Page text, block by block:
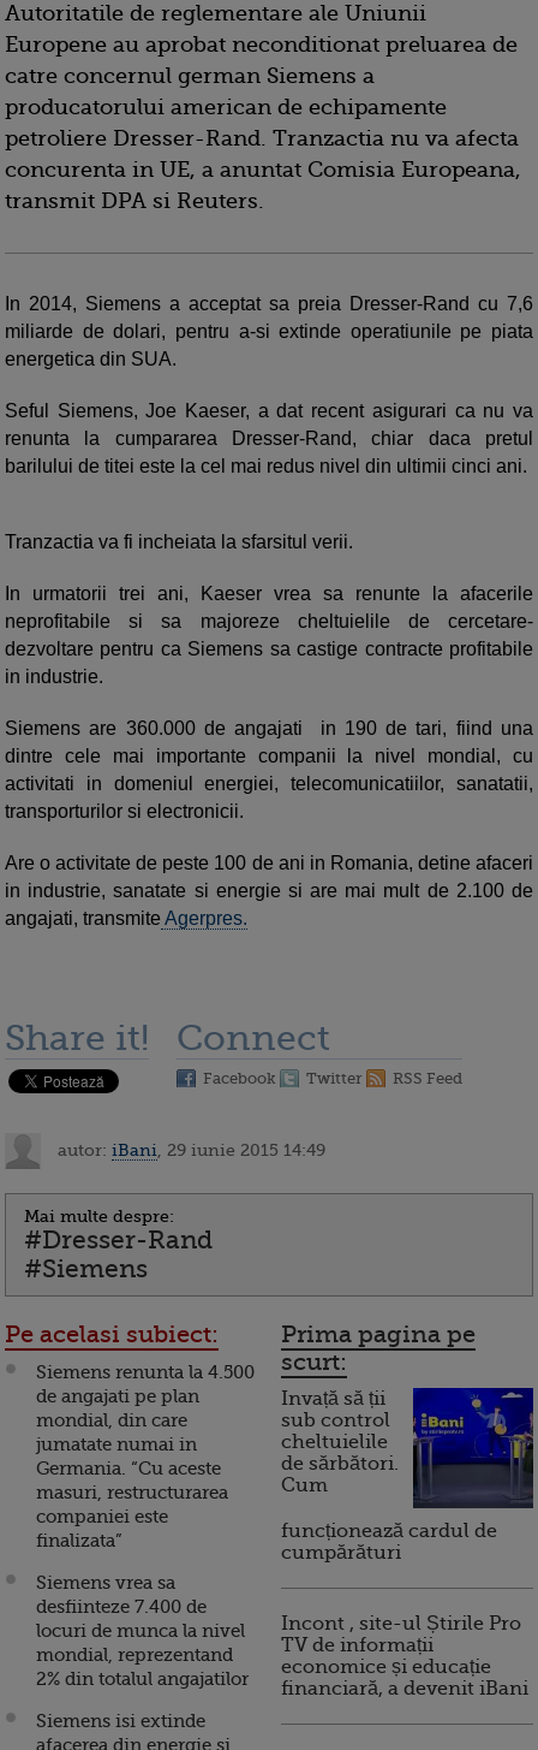
Autoritatile de reglementare ale Uniunii
Europene au aprobat neconditionat preluarea de
catre concernul german Siemens a
producatorului american de echipamente
petroliere Dresser-Rand. Tranzactia nu va afecta
concurenta in UE, a anuntat Comisia Europeana,
transmit DPA si Reuters.
In 2014, Siemens a acceptat sa preia Dresser-Rand cu 7,6
miliarde de dolari, pentru a-si extinde operatiunile pe piata
energetica din SUA.
Seful Siemens, Joe Kaeser, a dat recent asigurari ca nu va
renunta la cumpararea Dresser-Rand, chiar daca pretul
barilului de titei este la cel mai redus nivel din ultimii cinci ani.
Tranzactia va fi incheiata la sfarsitul verii.
In urmatorii trei ani, Kaeser vrea sa renunte la afacerile
neprofitabile si sa majoreze cheltuielile de cercetare-
dezvoltare pentru ca Siemens sa castige contracte profitabile
in industrie.
Siemens are 360.000 de angajati in 190 de tari, fiind una
dintre cele mai importante companii la nivel mondial, cu
activitati in domeniul energiei, telecomunicatiilor, sanatatii,
transporturilor si electronicii.
Are o activitate de peste 100 de ani in Romania, detine afaceri
in industrie, sanatate si energie si are mai mult de 2.100 de
angajati, transmite Agerpres.
Share it! Connect
Facebook Twitter RSS Feed
autor: iBani , 29 iunie 2015 14:49
Mai multe despre:
#Dresser-Rand
#Siemens
Pe acelasi subiect:
Siemens renunta la 4.500
de angajati pe plan
mondial, din care
jumatate numai in
Germania. “Cu aceste
masuri, restructurarea
companiei este
finalizata”
Siemens vrea sa
desfiinteze 7.400 de
locuri de munca la nivel
mondial, reprezentand
2% din totalul angajatilor
Siemens isi extinde
afacerea din energie si
Prima pagina pe
scurt:
Invață să ții
sub control
cheltuielile
de sărbători.
Cum
funcționează cardul de
cumpărături
Incont , site-ul Știrile Pro
TV de informații
economice și educație
financiară, a devenit iBani